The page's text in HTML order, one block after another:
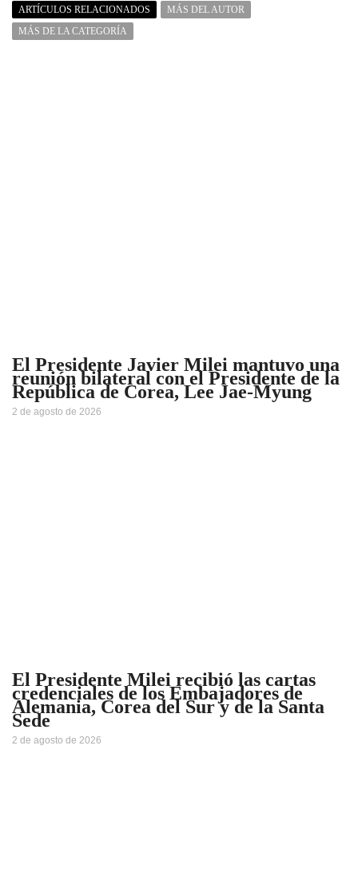
ARTÍCULOS RELACIONADOS
MÁS DEL AUTOR
MÁS DE LA CATEGORÍA
El Presidente Javier Milei mantuvo una
reunión bilateral con el Presidente de la
República de Corea, Lee Jae-Myung
2 de agosto de 2026
El Presidente Milei recibió las cartas
credenciales de los Embajadores de
Alemania, Corea del Sur y de la Santa
Sede
2 de agosto de 2026